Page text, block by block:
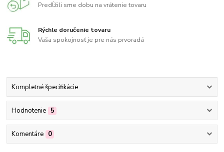
Predĺžili sme dobu na vrátenie tovaru
Rýchle doručenie tovaru
Vaša spokojnosť je pre nás prvoradá
Kompletné špecifikácie
Hodnotenie 5
Komentáre 0